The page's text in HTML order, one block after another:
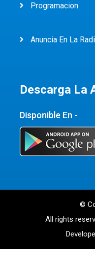
Programacion
Anuncia En La
Descarga La
Disponible En -
©
All rights